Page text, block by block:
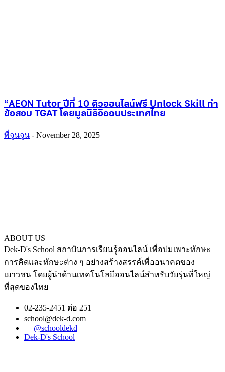
“AEON Tutor ปีที่ 10 ติวออนไลน์ฟรี Unlock Skill ทำ
ข้อสอบ TGAT โดยมูลนิธิอิออนประเทศไทย
พี่จูนจูน - November 28, 2025
ABOUT US
Dek-D's School สถาบันการเรียนรู้ออนไลน์ เพื่อบ่มเพาะทักษะ
การคิดและทักษะต่าง ๆ อย่างสร้างสรรค์เพื่ออนาคตของ
เยาวชน โดยผู้นำด้านเทคโนโลยีออนไลน์สำหรับวัยรุ่นที่ใหญ่
ที่สุดของไทย
02-235-2451 ต่อ 251
school@dek-d.com
@schooldekd
Dek-D's School